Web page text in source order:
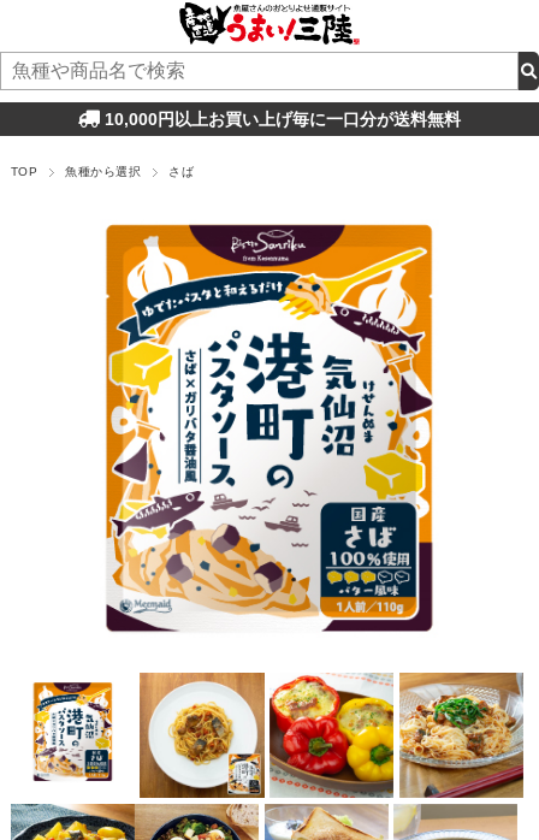
10,000円以上お買い上げ毎に一口分が送料無料
TOP 魚種から選択 さば